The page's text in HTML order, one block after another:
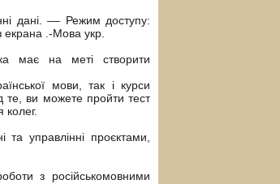
дані. –– Режим доступу:
.-Мова укр.
має на меті створити
мови, так і курси
те, ви можете пройти тест
управлінні проєктами,
з російськомовними